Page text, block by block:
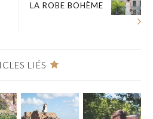
LA ROBE BOHÈME
LIÉS